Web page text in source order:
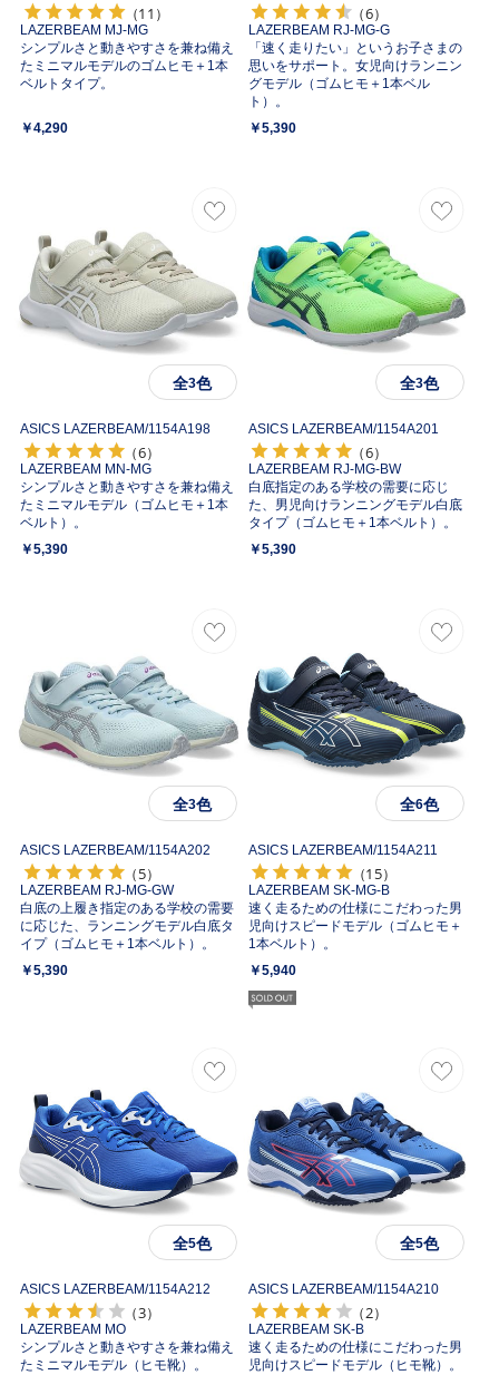
（11）
LAZERBEAM MJ-MG
シンプルさと動きやすさを兼ね備え
たミニマルモデルのゴムヒモ＋1本
ベルトタイプ。
￥4,290
（6）
LAZERBEAM RJ-MG-G
「速く走りたい」というお子さまの
思いをサポート。女児向けランニン
グモデル（ゴムヒモ＋1本ベル
ト）。
￥5,390
全3色
ASICS LAZERBEAM/1154A198
（6）
LAZERBEAM MN-MG
シンプルさと動きやすさを兼ね備え
たミニマルモデル（ゴムヒモ＋1本
ベルト）。
￥5,390
全3色
ASICS LAZERBEAM/1154A201
（6）
LAZERBEAM RJ-MG-BW
白底指定のある学校の需要に応じ
た、男児向けランニングモデル白底
タイプ（ゴムヒモ＋1本ベルト）。
￥5,390
全3色
ASICS LAZERBEAM/1154A202
（5）
LAZERBEAM RJ-MG-GW
白底の上履き指定のある学校の需要
に応じた、ランニングモデル白底タ
イプ（ゴムヒモ＋1本ベルト）。
￥5,390
全6色
ASICS LAZERBEAM/1154A211
（15）
LAZERBEAM SK-MG-B
速く走るための仕様にこだわった男
児向けスピードモデル（ゴムヒモ＋
1本ベルト）。
￥5,940
全5色
ASICS LAZERBEAM/1154A212
（3）
LAZERBEAM MO
シンプルさと動きやすさを兼ね備え
たミニマルモデル（ヒモ靴）。
全5色
ASICS LAZERBEAM/1154A210
（2）
LAZERBEAM SK-B
速く走るための仕様にこだわった男
児向けスピードモデル（ヒモ靴）。